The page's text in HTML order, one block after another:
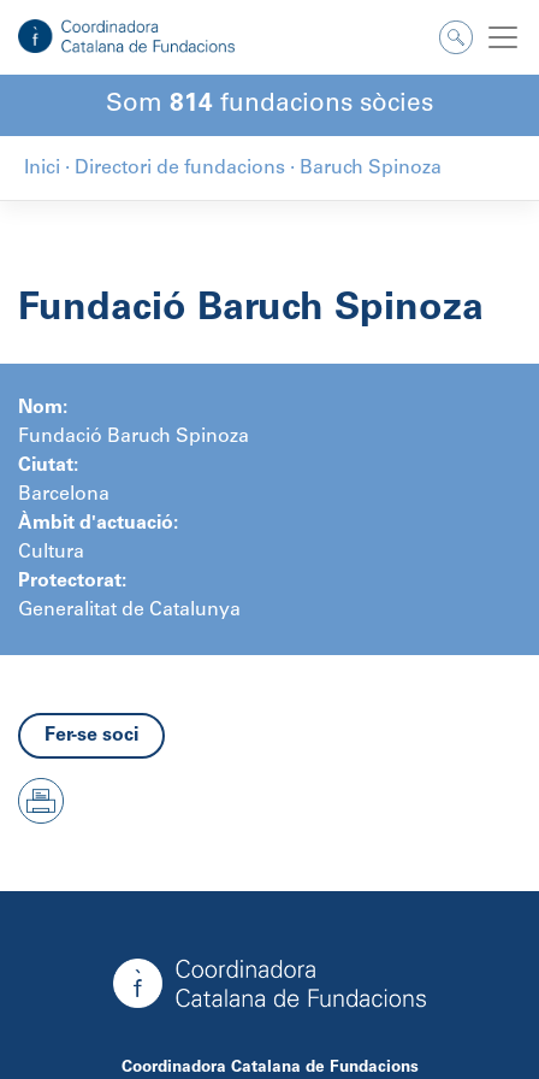
contingut
Som 814 fundacions sòcies
Inici · Directori de fundacions · Baruch Spinoza
Fundació Baruch Spinoza
Nom:
Fundació Baruch Spinoza
Ciutat:
Barcelona
Àmbit d'actuació:
Cultura
Protectorat:
Generalitat de Catalunya
Fer-se soci
Coordinadora Catalana de Fundacions